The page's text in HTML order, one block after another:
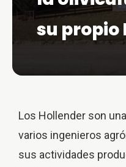
su propio
Los Hollender son
varios ingenieros
sus actividades